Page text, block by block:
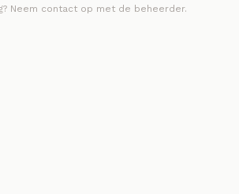
Neem contact op met de beheerder.